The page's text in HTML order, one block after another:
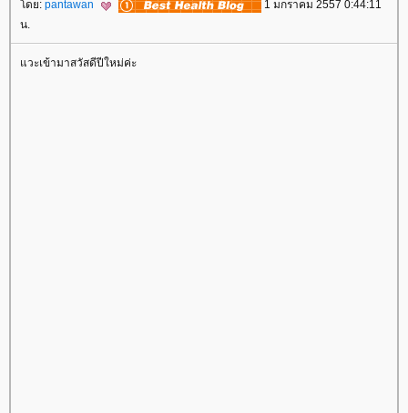
ดย: pantawan
1 มกราคม 2557 0:44:11
น.
วะเข้ามาสวัสดีปีใหม่ค่ะ